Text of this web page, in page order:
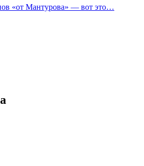
«от Мантурова» — вот это…